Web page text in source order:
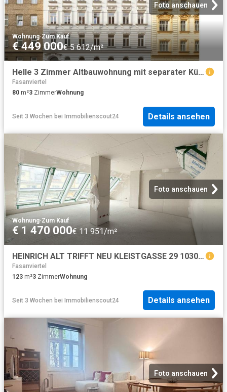
Foto anschauen
Wohnung·Zum Kauf
€ 449 000€ 5 612/m²
Helle 3 Zimmer Altbauwohnung mit separater Küche | Balkonerrichtung im Preis inkludiert
Fasanviertel
80 m²3 ZimmerWohnung
Seit 3 Wochen bei Immobilienscout24 Details ansehen
Foto anschauen
Wohnung·Zum Kauf
€ 1 470 000€ 11 951/m²
HEINRICH ALT TRIFFT NEU KLEISTGASSE 29 1030 WIEN Dachgeschoßwohnungen
Fasanviertel
123 m²3 ZimmerWohnung
Seit 3 Wochen bei Immobilienscout24 Details ansehen
Foto anschauen